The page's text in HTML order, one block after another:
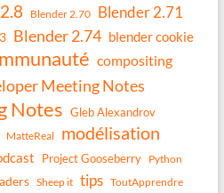
Blender 2.70
Blender 2.71
Blender 2.74 blender cookie
compositing
Meeting Notes
Notes Gleb Alexandrov
MatteReal modélisation
Project Gooseberry Python
Sheep it tips ToutApprendre